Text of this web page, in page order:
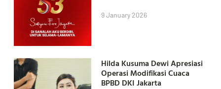
9 January 2026
Hilda Kusuma Dewi Apresiasi
Operasi Modifikasi Cuaca
BPBD DKI Jakarta